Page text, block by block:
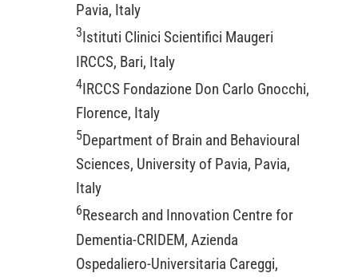
Pavia, Italy
3 Istituti Clinici Scientifici Maugeri
IRCCS, Bari, Italy
4IRCCS Fondazione Don Carlo Gnocchi,
Florence, Italy
5Department of Brain and Behavioural
Sciences, University of Pavia, Pavia,
Italy
6 Research and Innovation Centre for
Dementia-CRIDEM, Azienda
Ospedaliero-Universitaria Careggi,